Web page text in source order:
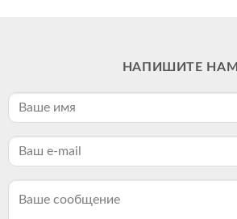
НАПИШИТЕ НАМ